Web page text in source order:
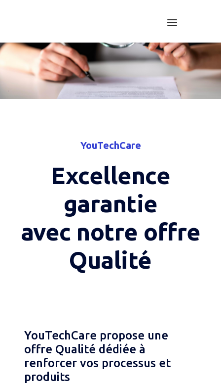
Menu
YouTechCare
Excellence
garantie
avec notre offre
Qualité
YouTechCare propose une
offre Qualité dédiée à
renforcer vos processus et
produits